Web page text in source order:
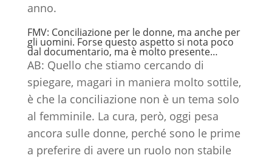
anno.
FMV: Conciliazione per le donne, ma anche per
gli uomini. Forse questo aspetto si nota poco
dal documentario, ma è molto presente…
AB: Quello che stiamo cercando di
spiegare, magari in maniera molto sottile,
è che la conciliazione non è un tema solo
al femminile. La cura, però, oggi pesa
ancora sulle donne, perché sono le prime
a preferire di avere un ruolo non stabile